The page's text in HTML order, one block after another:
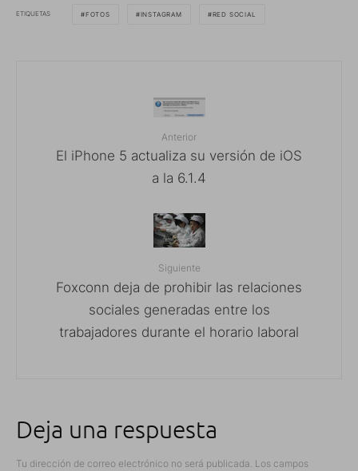
ETIQUETAS FOTOS INSTAGRAM RED SOCIAL
Anterior
El iPhone 5 actualiza su versión de iOS
a la 6.1.4
Siguiente
Foxconn deja de prohibir las relaciones
sociales generadas entre los
trabajadores durante el horario laboral
Deja una respuesta
Tu dirección de correo electrónico no será publicada. Los campos